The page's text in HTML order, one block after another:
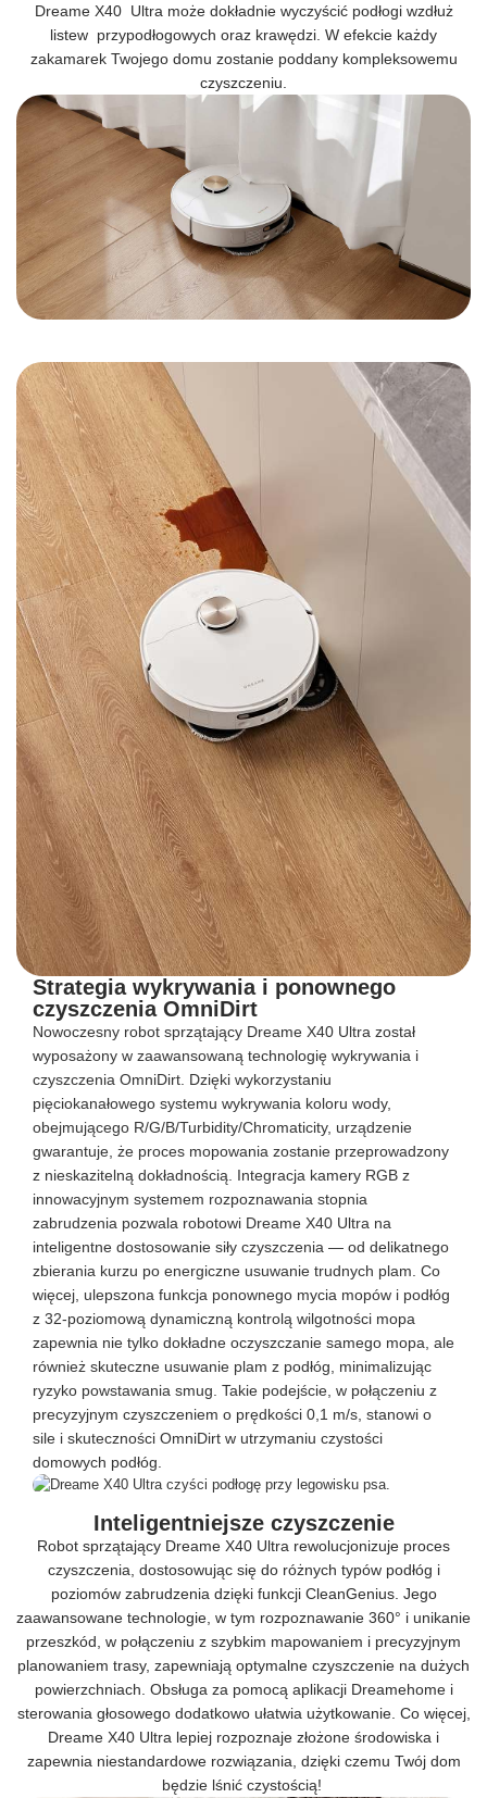
Dreame X40 Ultra może dokładnie wyczyścić podłogi wzdłuż
listew przypodłogowych oraz krawędzi. W efekcie każdy
zakamarek Twojego domu zostanie poddany kompleksowemu
czyszczeniu.
Strategia wykrywania i ponownego
czyszczenia OmniDirt
Nowoczesny robot sprzątający Dreame X40 Ultra został
wyposażony w zaawansowaną technologię wykrywania i
czyszczenia OmniDirt. Dzięki wykorzystaniu
pięciokanałowego systemu wykrywania koloru wody,
obejmującego R/G/B/Turbidity/Chromaticity, urządzenie
gwarantuje, że proces mopowania zostanie przeprowadzony
z nieskazitelną dokładnością. Integracja kamery RGB z
innowacyjnym systemem rozpoznawania stopnia
zabrudzenia pozwala robotowi Dreame X40 Ultra na
inteligentne dostosowanie siły czyszczenia — od delikatnego
zbierania kurzu po energiczne usuwanie trudnych plam. Co
więcej, ulepszona funkcja ponownego mycia mopów i podłóg
z 32-poziomową dynamiczną kontrolą wilgotności mopa
zapewnia nie tylko dokładne oczyszczanie samego mopa, ale
również skuteczne usuwanie plam z podłóg, minimalizując
ryzyko powstawania smug. Takie podejście, w połączeniu z
precyzyjnym czyszczeniem o prędkości 0,1 m/s, stanowi o
sile i skuteczności OmniDirt w utrzymaniu czystości
domowych podłóg.
Inteligentniejsze czyszczenie
Robot sprzątający Dreame X40 Ultra rewolucjonizuje proces
czyszczenia, dostosowując się do różnych typów podłóg i
poziomów zabrudzenia dzięki funkcji CleanGenius. Jego
zaawansowane technologie, w tym rozpoznawanie 360° i unikanie
przeszkód, w połączeniu z szybkim mapowaniem i precyzyjnym
planowaniem trasy, zapewniają optymalne czyszczenie na dużych
powierzchniach. Obsługa za pomocą aplikacji Dreamehome i
sterowania głosowego dodatkowo ułatwia użytkowanie. Co więcej,
Dreame X40 Ultra lepiej rozpoznaje złożone środowiska i
zapewnia niestandardowe rozwiązania, dzięki czemu Twój dom
będzie lśnić czystością!